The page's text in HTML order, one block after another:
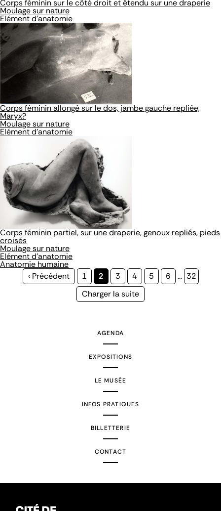
Corps féminin sur le côté droit et étendu sur une draperie
Moulage sur nature
Elément d'anatomie
Corps féminin allongé sur le dos, jambe gauche repliée,
Maryx?
Moulage sur nature
Elément d'anatomie
Corps féminin partiel, sur une draperie, genoux repliés, pieds
croisés
Moulage sur nature
Elément d'anatomie
Anatomie humaine
Page
‹ Précédent Page
1
Page
courante
2 Page
3 Page
4 Page
5 Page
6 … Page
32
Page
Charger la suite
AGENDA
EXPOSITIONS
LE MUSÉE
INFOS PRATIQUES
BILLETTERIE
CONTACT